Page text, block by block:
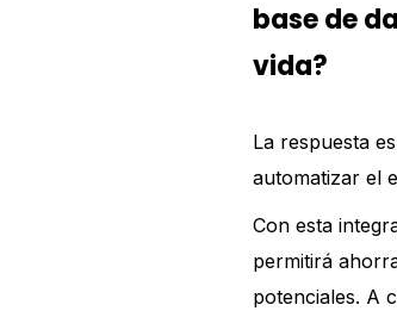
base de
vida?
La respuesta
automatizar el
Con esta
permitirá
potenciales. A